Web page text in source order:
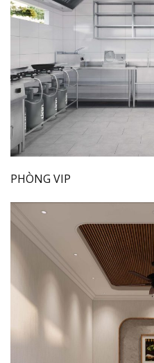
PHÒNG VIP